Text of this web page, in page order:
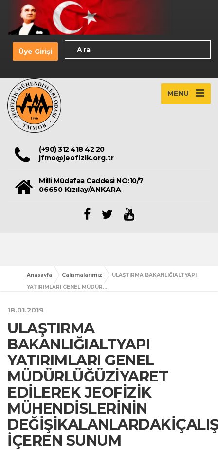
Üye Girişi
MENU
(+90) 312 418 42 20
jfmo@jeofizik.org.tr
Milli Müdafaa Caddesi NO:10/7
06650 Kızılay/ANKARA
Anasayfa Çalışmalarımız
ULAŞTIRMA BAKANLIĞIALTYAPI
YATIRIMLARI GENEL MÜDÜR...
18.01.2019
ULAŞTIRMA
BAKANLIĞIALTYAPI
YATIRIMLARI GENEL
MÜDÜRLÜĞÜZİYARET
EDİLEREK JEOFİZİK
MÜHENDİSLERİNİN
İÇEREN SUNUM